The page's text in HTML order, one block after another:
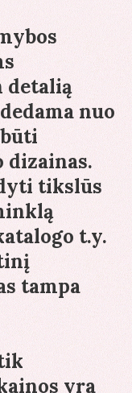
nuo
dizainas.
tikslūs
t.y.
tampa
yra